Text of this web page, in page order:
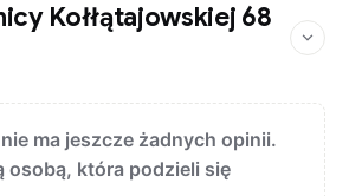
Kołłątajowskiej 68
ma jeszcze żadnych opinii.
osobą, która podzieli się